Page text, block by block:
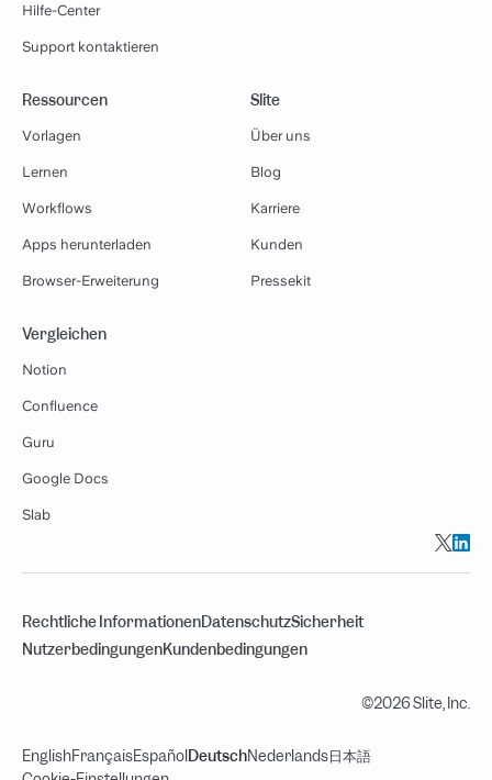
Hilfe-Center
Support kontaktieren
Ressourcen
Vorlagen
Lernen
Workflows
Apps herunterladen
Browser-Erweiterung
Slite
Über uns
Blog
Karriere
Kunden
Pressekit
Vergleichen
Notion
Confluence
Guru
Google Docs
Slab
Rechtliche InformationenDatenschutzSicherheit
NutzerbedingungenKundenbedingungen
©2026 Slite, Inc.
EnglishFrançaisEspañolDeutschNederlands日本語